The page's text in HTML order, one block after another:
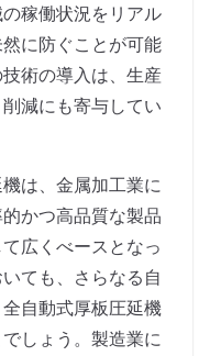
稼働状況をリアル
に防ぐことが可能
術の導入は、生産
減にも寄与してい
は、金属加工業に
かつ高品質な製品
広くべースとなっ
ても、さらなる自
自動式厚板圧延機
しょう。製造業に